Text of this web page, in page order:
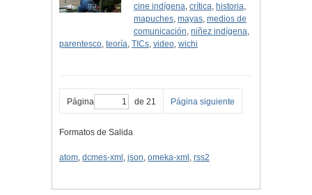
cine indígena, crítica, historia,
mapuches, mayas, medios de
comunicación, niñez indígena,
parentesco, teoría, TICs, video, wichi
Página de 21 Página siguiente
Formatos de Salida
atom, dcmes-xml , json, omeka-xml , rss2